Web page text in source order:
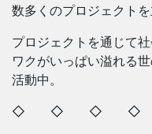
数多くのプロジェクトを
プロジェクトを通じて
ワクがいっぱい溢れる
活動中。
◇ ◇ ◇ ◇